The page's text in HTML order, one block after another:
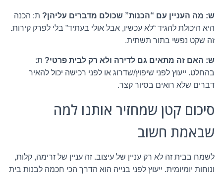
ש: מה העניין עם “הכנות” שכולם מדברים עליהן? ת: הכנה
היא היכולת להגיד “לא עכשיו, אבל אולי בעתיד” בלי לפרק קירות.
זה שקט נפשי בתור תשתית.
ש: האם זה מתאים גם לדירה ולא רק לבית פרטי? ת:
בהחלט. ייעוץ לפני שיפוץ/שדרוג או לפני רכישה יכול להאיר
דברים שלא רואים בסיור קצר.
סיכום קטן שמחזיר אותנו למה
שבאמת חשוב
לשמח בבית זה לא רק עניין של עיצוב. זה עניין של זרימה, קלות,
ונוחות יומיומית. ייעוץ לפני בנייה הוא הדרך הכי חכמה לבנות בית